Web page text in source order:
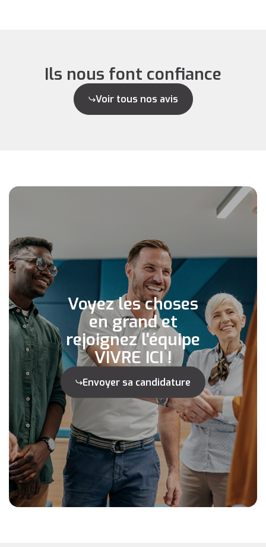
Ils nous font confiance
Voir tous nos avis
Voyez les choses
en grand et
rejoignez l'équipe
VIVRE ICI !
Envoyer sa candidature